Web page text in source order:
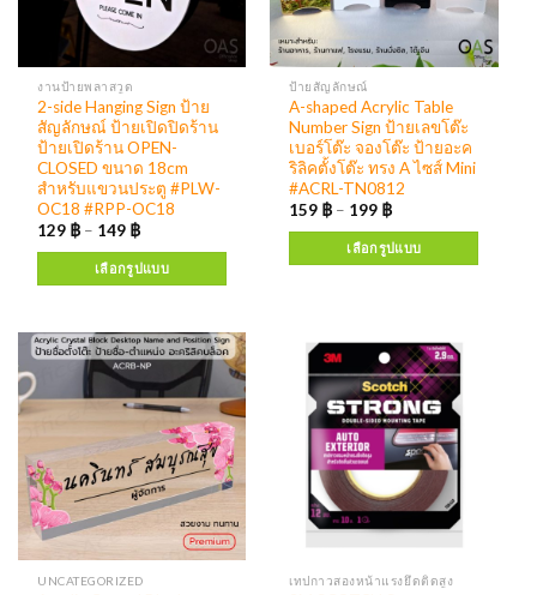
งานป้ายพลาสวูด
2-side Hanging Sign ป้าย
สัญลักษณ์ ป้ายเปิดปิดร้าน
ป้ายเปิดร้าน OPEN-
CLOSED ขนาด 18cm
สำหรับแขวนประตู #PLW-
OC18 #RPP-OC18
129 ฿ – 149 ฿
เลือกรูปแบบ
เทปกาวสองหน้าแรงยึดติดสูง
ป้ายสัญลักษณ์
A-shaped Acrylic Table
Number Sign ป้ายเลขโต๊ะ
เบอร์โต๊ะ จองโต๊ะ ป้ายอะค
ริลิคตั้งโต๊ะ ทรง A ไซส์ Mini
#ACRL-TN0812
159 ฿ – 199 ฿
เลือกรูปแบบ
UNCATEGORIZED